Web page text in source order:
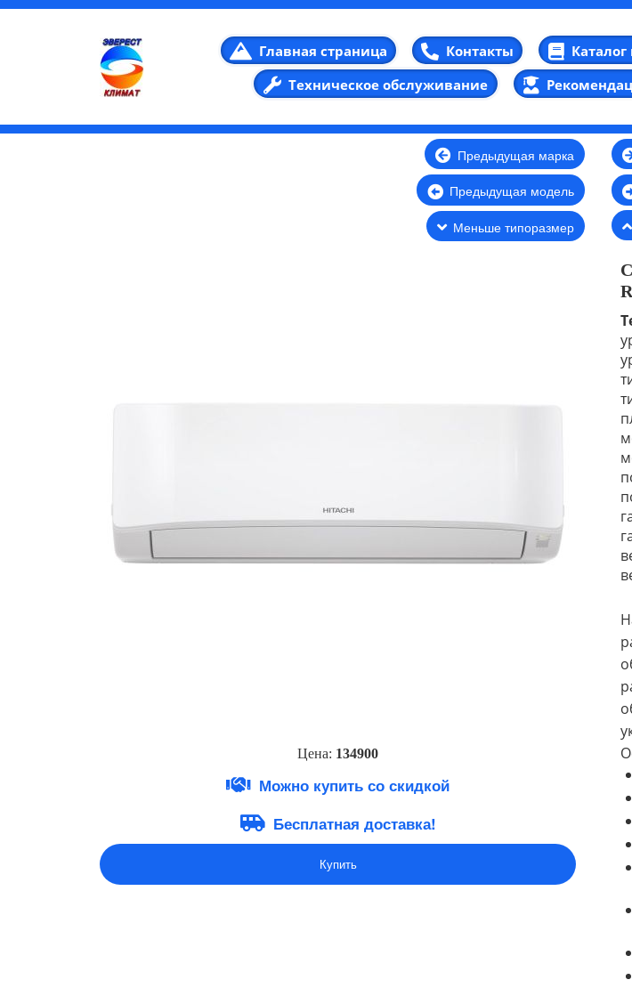
Главная страница Контакты
Техническое обслуживание
Предыдущая марка
Предыдущая модель
Меньше типоразмер
Цена: 134900
Можно купить со скидкой
Бесплатная доставка!
Купить